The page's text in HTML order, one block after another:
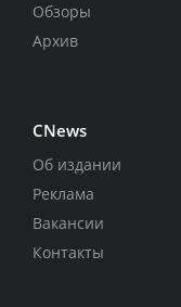
Обзоры
Архив
CNews
Об издании
Реклама
Вакансии
Контакты